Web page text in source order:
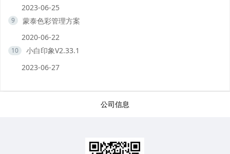
2023-06-25
9
蒙泰色彩管理方案
2020-06-22
10
小白印象V2.33.1
2023-06-27
公司信息